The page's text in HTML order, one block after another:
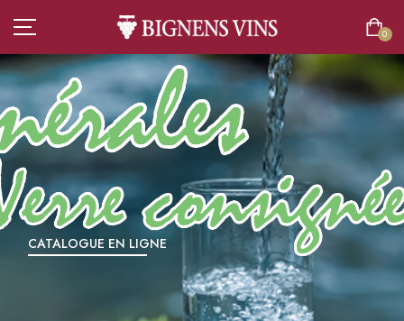
0
ACCUEIL
TOUT L’ASSORTIMENT
VINS
CATALOGUE EN LIGNE